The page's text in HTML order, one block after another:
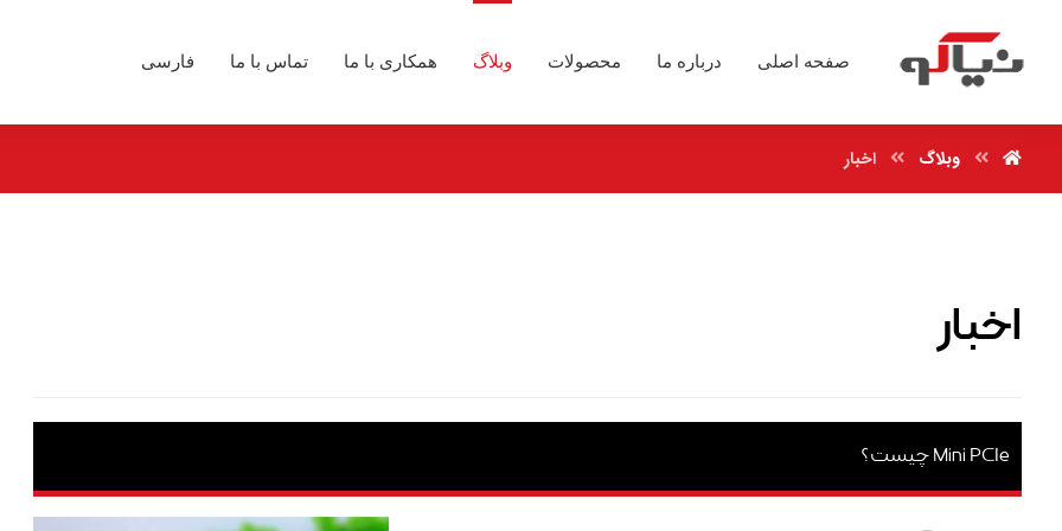
صفحه اصلی درباره ما محصولات وبلاگ همکاری با ما تماس با ما فارسی
وبلاگ اخبار
اخبار
Mini PCIe چیست؟